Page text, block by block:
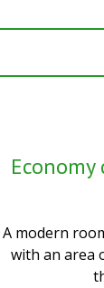
A modern
with an area